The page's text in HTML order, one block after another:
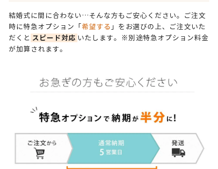
結婚式に間に合わない…そんな方もご安心ください。ご注文
時に特急オプション「 希望する 」をお選びの上、ご注文いた
だくと スピード対応 いたします。※別途特急オプション料金
が加算されます。